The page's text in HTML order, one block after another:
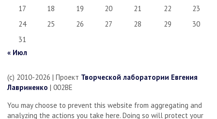
17
18 19 20 21 22
23
24
25 26 27 28 29
30
31
« Июл
(c) 2010-2026 | Проект Творческой лаборатории Евгения
Лавриненко | 002BE
You may choose to prevent this website from aggregating and
analyzing the actions you take here. Doing so will protect your